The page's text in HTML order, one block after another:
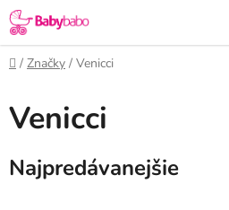
Prejsť
na
obsah
Domov
/ Značky / Venicci
Venicci
Najpredávanejšie